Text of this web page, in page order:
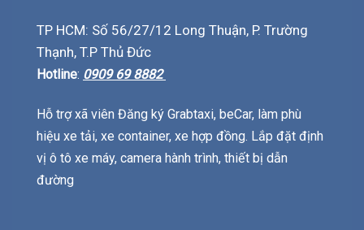
TP HCM: Số 56/27/12 Long Thuận, P. Trường
Thạnh, T.P Thủ Đức
Hotline: 0909 69 8882
Hỗ trợ xã viên Đăng ký Grabtaxi, beCar, làm phù
hiệu xe tải, xe container, xe hợp đồng. Lắp đặt định
vị ô tô xe máy, camera hành trình, thiết bị dẫn
đường